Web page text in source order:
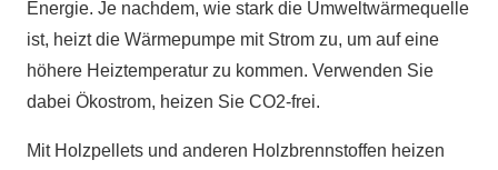
Energie. Je nachdem, wie stark die Umweltwärmequelle
ist, heizt die Wärmepumpe mit Strom zu, um auf eine
höhere Heiztemperatur zu kommen. Verwenden Sie
dabei Ökostrom, heizen Sie CO2-frei.
Mit Holzpellets und anderen Holzbrennstoffen heizen